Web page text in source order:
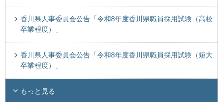
香川県人事委員会公告「令和8年度香川県職員採用試験（高校
卒業程度）」
香川県人事委員会公告「令和8年度香川県職員採用試験（短大
卒業程度）」
もっと見る